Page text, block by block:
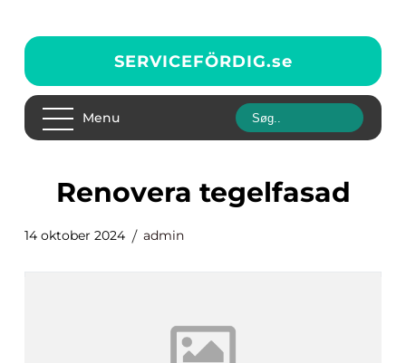
SERVICEFÖRDIG.se
Menu
renovera tegelfasad
14 oktober 2024 admin